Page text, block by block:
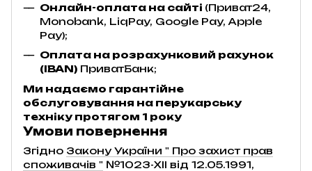
Онлайн-оплата на сайті (Приват24,
Monobank, LiqPay, Google Pay, Apple
Pay);
Оплата на розрахунковий рахунок
(IBAN) ПриватБанк;
Ми надаємо гарантійне
обслуговування на перукарську
техніку протягом 1 року
Умови повернення
Згідно Закону України " Про захист прав
споживачів " №1023-XII від 12.05.1991,